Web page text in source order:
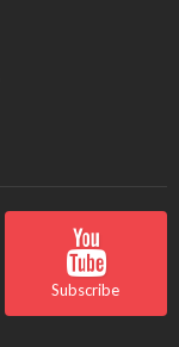
Subscribe